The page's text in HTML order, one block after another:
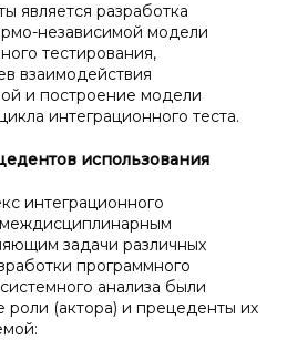
является разработка
независимой модели
тестирования,
взаимодействия
и построение модели
интеграционного теста.
использования
интеграционного
междисциплинарным
задачи различных
программного
анализа были
(актора) и прецеденты их